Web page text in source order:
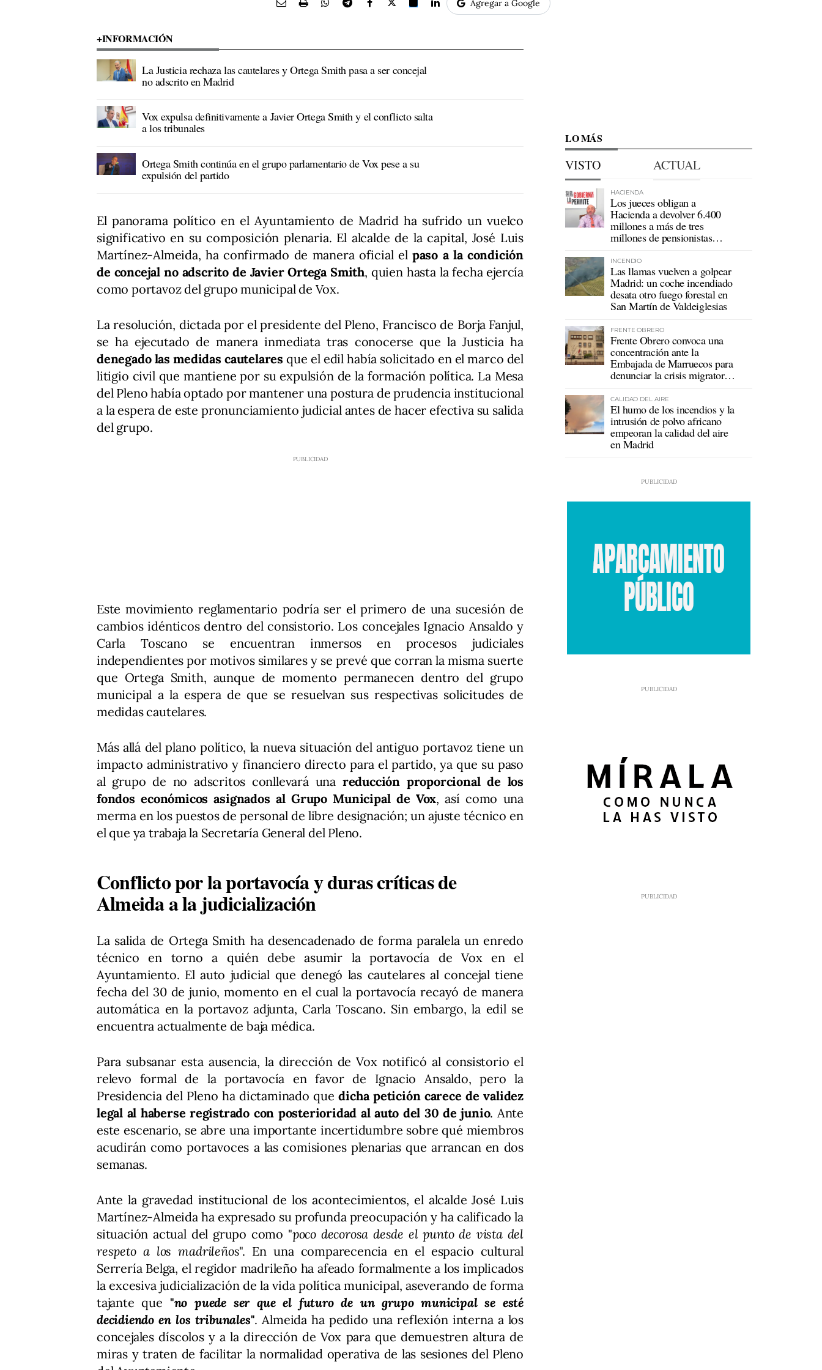
Agregar a Google
+INFORMACIÓN
La Justicia rechaza las cautelares y Ortega Smith pasa a ser concejal
no adscrito en Madrid
Vox expulsa definitivamente a Javier Ortega Smith y el conflicto salta
a los tribunales
Ortega Smith continúa en el grupo parlamentario de Vox pese a su
expulsión del partido
El panorama político en el Ayuntamiento de Madrid ha sufrido un vuelco
significativo en su composición plenaria. El alcalde de la capital, José Luis
Martínez-Almeida, ha confirmado de manera oficial el paso a la condición
de concejal no adscrito de Javier Ortega Smith, quien hasta la fecha ejercía
como portavoz del grupo municipal de Vox.
La resolución, dictada por el presidente del Pleno, Francisco de Borja Fanjul,
se ha ejecutado de manera inmediata tras conocerse que la Justicia ha
denegado las medidas cautelares que el edil había solicitado en el marco del
litigio civil que mantiene por su expulsión de la formación política. La Mesa
del Pleno había optado por mantener una postura de prudencia institucional
a la espera de este pronunciamiento judicial antes de hacer efectiva su salida
del grupo.
Este movimiento reglamentario podría ser el primero de una sucesión de
cambios idénticos dentro del consistorio. Los concejales Ignacio Ansaldo y
Carla Toscano se encuentran inmersos en procesos judiciales
independientes por motivos similares y se prevé que corran la misma suerte
que Ortega Smith, aunque de momento permanecen dentro del grupo
municipal a la espera de que se resuelvan sus respectivas solicitudes de
medidas cautelares.
Más allá del plano político, la nueva situación del antiguo portavoz tiene un
impacto administrativo y financiero directo para el partido, ya que su paso
al grupo de no adscritos conllevará una reducción proporcional de los
fondos económicos asignados al Grupo Municipal de Vox, así como una
merma en los puestos de personal de libre designación; un ajuste técnico en
el que ya trabaja la Secretaría General del Pleno.
Conflicto por la portavocía y duras críticas de
Almeida a la judicialización
La salida de Ortega Smith ha desencadenado de forma paralela un enredo
técnico en torno a quién debe asumir la portavocía de Vox en el
Ayuntamiento. El auto judicial que denegó las cautelares al concejal tiene
fecha del 30 de junio, momento en el cual la portavocía recayó de manera
automática en la portavoz adjunta, Carla Toscano. Sin embargo, la edil se
encuentra actualmente de baja médica.
Para subsanar esta ausencia, la dirección de Vox notificó al consistorio el
relevo formal de la portavocía en favor de Ignacio Ansaldo, pero la
Presidencia del Pleno ha dictaminado quedicha petición carece de validez
legal al haberse registrado con posterioridad al auto del 30 de junio. Ante
este escenario, se abre una importante incertidumbre sobre qué miembros
acudirán como portavoces a las comisiones plenarias que arrancan en dos
semanas.
Ante la gravedad institucional de los acontecimientos, el alcalde José Luis
Martínez-Almeida ha expresado su profunda preocupación y ha calificado la
situación actual del grupo como "poco decorosa desde el punto de vista del
respeto a los madrileños". En una comparecencia en el espacio cultural
Serrería Belga, el regidor madrileño ha afeado formalmente a los implicados
la excesiva judicialización de la vida política municipal, aseverando de forma
tajante que "no puede ser que el futuro de un grupo municipal se esté
decidiendo en los tribunales". Almeida ha pedido una reflexión interna a los
concejales díscolos y a la dirección de Vox para que demuestren altura de
miras y traten de facilitar la normalidad operativa de las sesiones del Pleno
LO MÁS
VISTO ACTUAL
HACIENDA
Los jueces obligan a
Hacienda a devolver 6.400
millones a más de tres
millones de pensionistas
INCENDIO
Las llamas vuelven a golpear
Madrid: un coche incendiado
desata otro fuego forestal en
San Martín de Valdeiglesias
FRENTE OBRERO
Frente Obrero convoca una
concentración ante la
Embajada de Marruecos para
denunciar la crisis migratoria
CALIDAD DEL AIRE
El humo de los incendios y la
intrusión de polvo africano
empeoran la calidad del aire
en Madrid